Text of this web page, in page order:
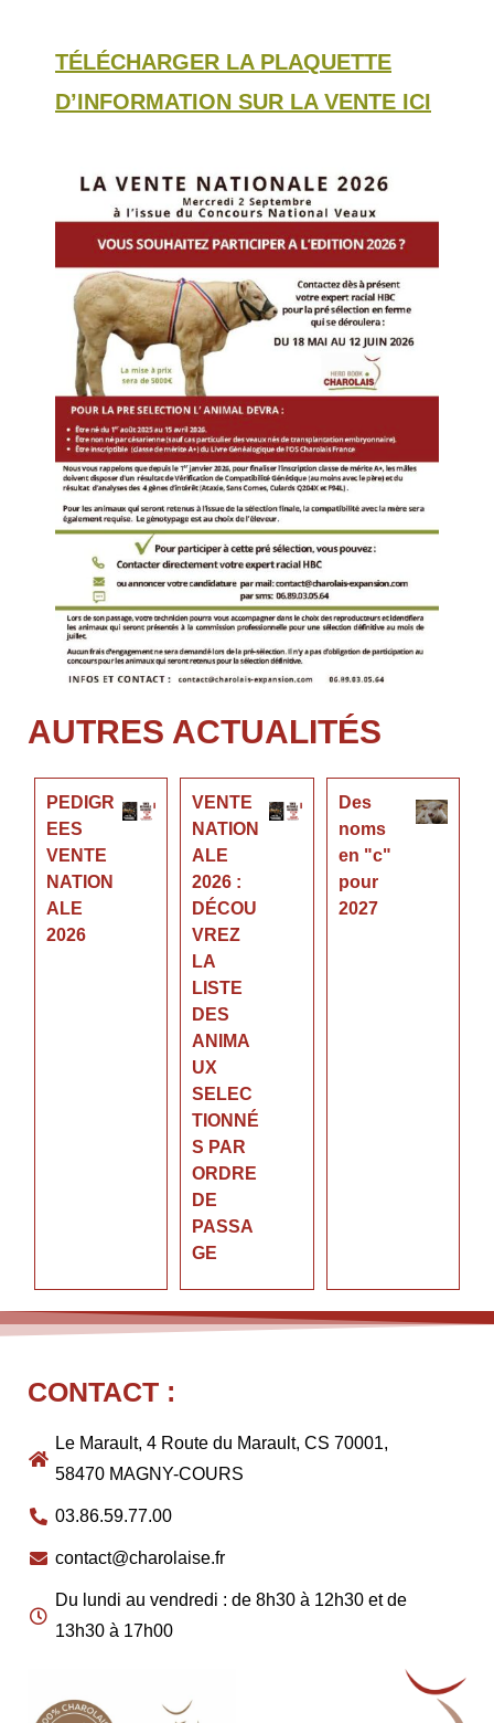
TÉLÉCHARGER LA PLAQUETTE
D’INFORMATION SUR LA VENTE ICI
AUTRES ACTUALITÉS
PEDIGR
EES
VENTE
NATION
ALE
2026
VENTE
NATION
ALE
2026 :
DÉCOU
VREZ
LA
LISTE
DES
ANIMA
UX
SELEC
TIONNÉ
S PAR
ORDRE
DE
PASSA
GE
Des
noms
en "c"
pour
2027
CONTACT :
Le Marault, 4 Route du Marault, CS 70001,
58470 MAGNY-COURS
03.86.59.77.00
contact@charolaise.fr
Du lundi au vendredi : de 8h30 à 12h30 et de
13h30 à 17h00